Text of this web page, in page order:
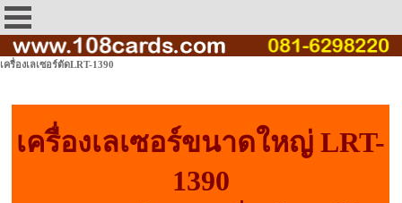
เครื่องเลเซอร์ตัดLRT-1390
เครื่องเลเซอร์ขนาดใหญ่ LRT-
1390